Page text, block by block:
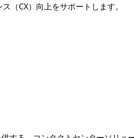
（CX）向上をサポートします。